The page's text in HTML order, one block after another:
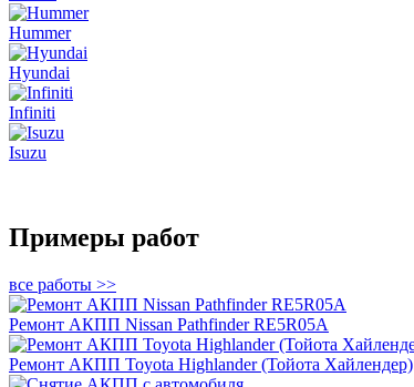
Hummer
Hyundai
Infiniti
Isuzu
Примеры работ
все работы >>
Ремонт АКПП Nissan Pathfinder RE5R05A
Ремонт АКПП Toyota Highlander (Тойота Хайлендер)